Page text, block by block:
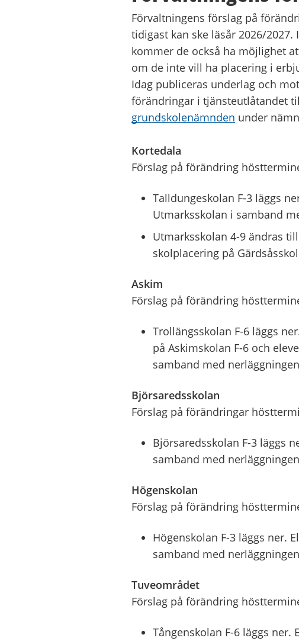
Förvaltningens förslag på
tidigast kan ske läsår 2026/
kommer de också ha möjlighet
om de inte vill ha placering i
Idag publiceras underlag och
förändringar i tjänsteutlåtandet
grundskolenämnden under
Kortedala
Förslag på förändring
Talldungeskolan F-3 läggs
Utmarksskolan i samband
Utmarksskolan 4-9 ändras
skolplacering på
Askim
Förslag på förändring
Trollängsskolan F-6 läggs
på Askimskolan F-6 och
samband med
Björsaredsskolan
Förslag på förändringar
Björsaredsskolan F-3 läggs
samband med
Högenskolan
Förslag på förändring
Högenskolan F-3 läggs ner.
samband med
Tuveområdet
Förslag på förändring
Tångenskolan F-6 läggs